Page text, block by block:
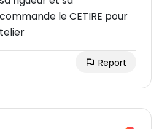
le CETIRE pour
Report